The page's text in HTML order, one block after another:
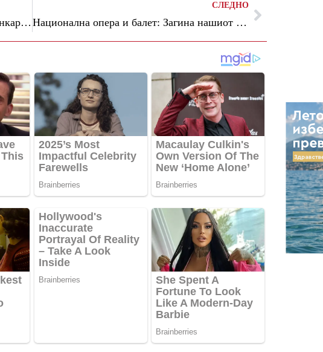
Вицегувернерката Митреска: Силен банкарски сектор, но и натаму се потребни претпазливи политики
СЛЕДНО
Национална опера и балет: Загина нашиот оперски првенец, со неверување ја примивме веста за трагичната смрт